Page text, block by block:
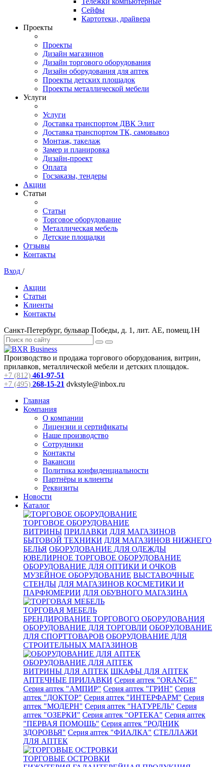
Сейфы
Картотеки, драйвера
Проекты
Проекты
Дизайн магазинов
Дизайн торгового оборудования
Дизайн оборудования для аптек
Проекты детских площадок
Проекты металлической мебели
Услуги
Услуги
Доставка транспортом ДВК Элит
Доставка транспортом ТК, самовывоз
Монтаж, такелаж
Замер и планировка
Дизайн-проект
Оплата
Госзаказы, тендеры
Акции
Статьи
Статьи
Торговое оборудование
Металлическая мебель
Детские площадки
Отзывы
Контакты
Вход /
Акции
Статьи
Клиенты
Контакты
Санкт-Петербург, бульвар Победы, д. 1, лит. АЕ, помещ.1Н
Производство и продажа торгового оборудования, витрин,
прилавков, металлической мебели и детских площадок.
+7 (812) 461-97-51
+7 (495) 268-15-21 dvkstyle@inbox.ru
Главная
Компания
О компании
Лицензии и сертификаты
Наше производство
Сотрудники
Контакты
Вакансии
Политика конфиденциальности
Партнёры и клиенты
Реквизиты
Новости
Каталог
ТОРГОВОЕ ОБОРУДОВАНИЕ
ВИТРИНЫ ПРИЛАВКИ ДЛЯ МАГАЗИНОВ
БЫТОВОЙ ТЕХНИКИ ДЛЯ МАГАЗИНОВ НИЖНЕГО
БЕЛЬЯ ОБОРУДОВАНИЕ ДЛЯ ОДЕЖДЫ
ЮВЕЛИРНОЕ ТОРГОВОЕ ОБОРУДОВАНИЕ
ОБОРУДОВАНИЕ ДЛЯ ОПТИКИ И ОЧКОВ
МУЗЕЙНОЕ ОБОРУДОВАНИЕ ВЫСТАВОЧНЫЕ
СТЕНДЫ ДЛЯ МАГАЗИНОВ КОСМЕТИКИ И
ПАРФЮМЕРИИ ДЛЯ ОБУВНОГО МАГАЗИНА
ТОРГОВАЯ МЕБЕЛЬ
БРЕНДИРОВАНИЕ ТОРГОВОГО ОБОРУДОВАНИЯ
ОБОРУДОВАНИЕ ДЛЯ ТОРГОВЛИ ОБОРУДОВАНИЕ
ДЛЯ СПОРТТОВАРОВ ОБОРУДОВАНИЕ ДЛЯ
СТРОИТЕЛЬНЫХ МАГАЗИНОВ
ОБОРУДОВАНИЕ ДЛЯ АПТЕК
ВИТРИНЫ ДЛЯ АПТЕК ШКАФЫ ДЛЯ АПТЕК
АПТЕЧНЫЕ ПРИЛАВКИ Серия аптек "ORANGE"
Серия аптек "АМПИР" Серия аптек "ГРИН" Серия
аптек "ДОКТОР" Серия аптек "ИНТЕРФАРМ" Серия
аптек "МОДЕРН" Серия аптек "НАТУРЕЛЬ" Серия
аптек "ОЗЕРКИ" Серия аптек "ОРТЕКА" Серия аптек
"ПЕРВАЯ ПОМОЩЬ" Серия аптек "РОДНИК
ЗДОРОВЬЯ" Серия аптек "ФИАЛКА" СТЕЛЛАЖИ
ДЛЯ АПТЕК
ТОРГОВЫЕ ОСТРОВКИ